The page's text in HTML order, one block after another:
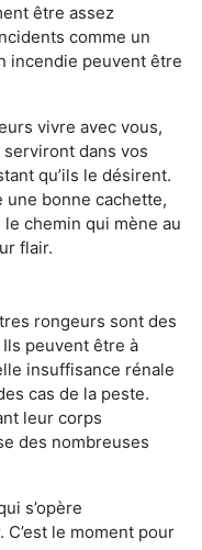
être assez
comme un
incendie peuvent être
vivre avec vous,
serviront dans vos
qu’ils le désirent.
bonne cachette,
chemin qui mène au
flair.
rongeurs sont des
peuvent être à
insuffisance rénale
cas de la peste.
leur corps
des nombreuses
s’opère
le moment pour